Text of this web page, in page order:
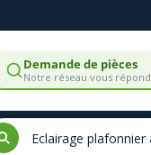
Demande de pièces
Notre réseau vous répond